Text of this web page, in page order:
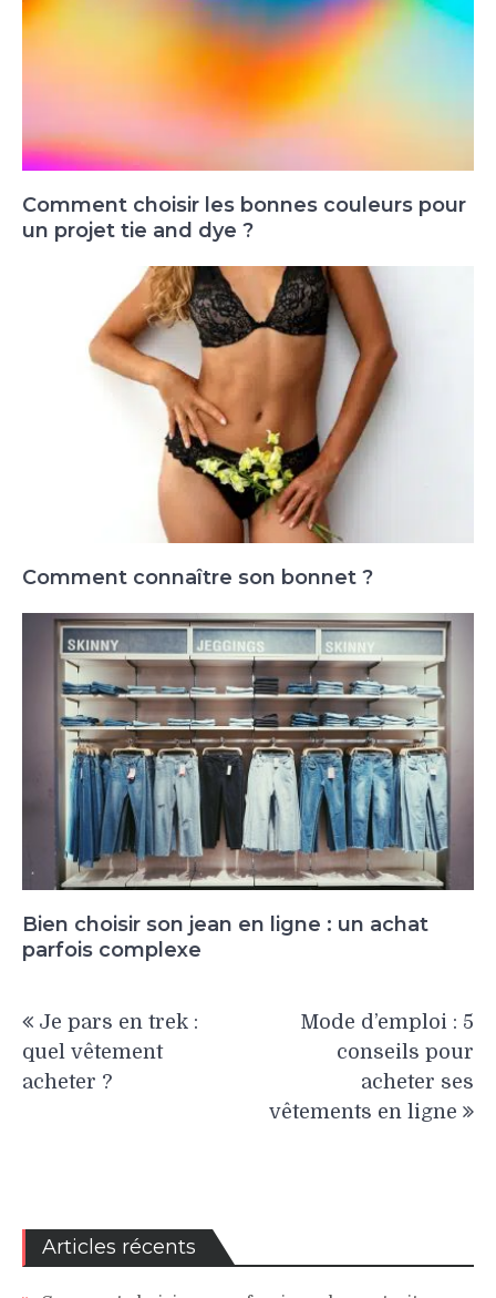
Comment choisir les bonnes couleurs pour
un projet tie and dye ?
Comment connaître son bonnet ?
Bien choisir son jean en ligne : un achat
parfois complexe
de
l’article
Je pars en trek :
quel vêtement
acheter ?
Mode d’emploi : 5
conseils pour
acheter ses
vêtements en ligne
Articles récents